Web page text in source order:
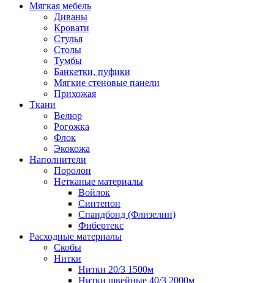
Мягкая мебель
Диваны
Кровати
Стулья
Столы
Тумбы
Банкетки, пуфики
Мягкие стеновые панели
Прихожая
Ткани
Велюр
Рогожка
Флок
Экокожа
Наполнители
Поролон
Нетканые материалы
Войлок
Синтепон
Спандбонд (Флизелин)
Фибертекс
Расходные материалы
Скобы
Нитки
Нитки 20/3 1500м
Нитки швейные 40/3 2000м